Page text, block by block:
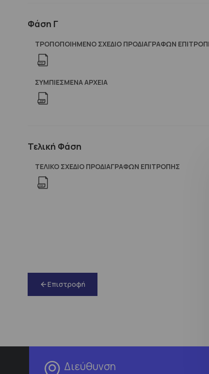
Φάση Γ
ΤΡΟΠΟΠΟΙΗΜΕΝΟ ΣΧΕΔΙΟ ΠΡΟΔΙΑΓΡΑΦΩΝ
ΣΥΜΠΙΕΣΜΈΝΑ ΑΡΧΕΊΑ
Τελική Φάση
ΤΕΛΙΚΟ ΣΧΕΔΙΟ ΠΡΟΔΙΑΓΡΑΦΩΝ ΕΠΙΤΡΟΠΗΣ
Επιστροφή
Διεύθυνση